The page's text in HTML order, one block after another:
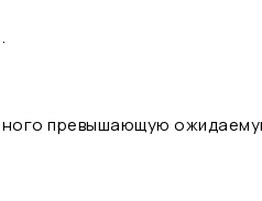
превышающую